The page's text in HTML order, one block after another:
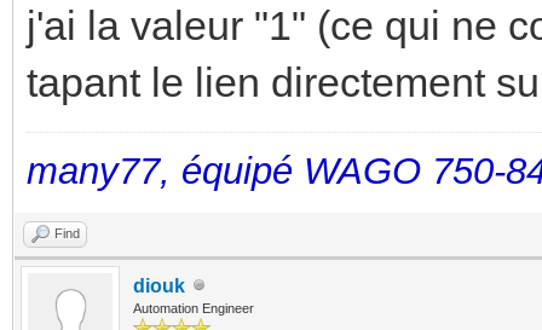
j'ai la valeur "1" (ce qui ne
tapant le lien directement
many77, équipé WAGO 750-
Find
diouk
Automation Engineer